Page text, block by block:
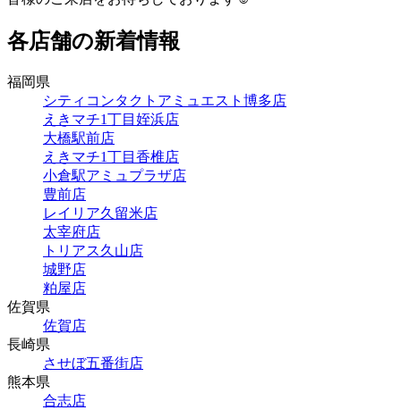
各店舗の新着情報
福岡県
シティコンタクトアミュエスト博多店
えきマチ1丁目姪浜店
大橋駅前店
えきマチ1丁目香椎店
小倉駅アミュプラザ店
豊前店
レイリア久留米店
太宰府店
トリアス久山店
城野店
粕屋店
佐賀県
佐賀店
長崎県
させぼ五番街店
熊本県
合志店